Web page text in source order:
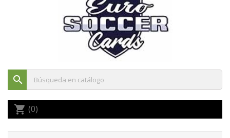
search
shopping_cart (0)